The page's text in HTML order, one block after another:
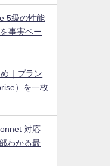
5級の性能
事実ベー
｜プラン
）を一枚
対応
わかる最